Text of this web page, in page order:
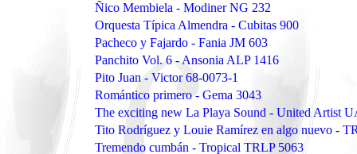
Ñico Membiela - Modiner NG 232
Orquesta Típica Almendra - Cubitas 900
Pacheco y Fajardo - Fania JM 603
Panchito Vol. 6 - Ansonia ALP 1416
Pito Juan - Victor 68-0073-1
Romántico primero - Gema 3043
The exciting new La Playa Sound - United Artist
Tito Rodríguez y Louie Ramírez en algo nuevo -
Tremendo cumbán - Tropical TRLP 5063